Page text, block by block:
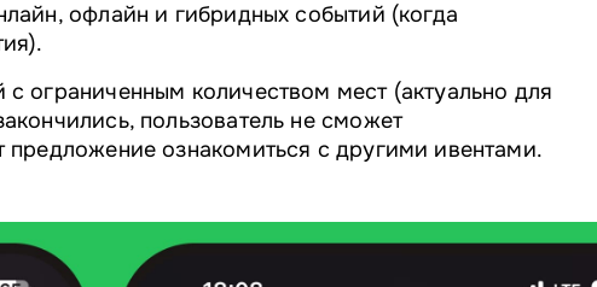
офлайн и гибридных событий (когда
ограниченным количеством мест (актуально для
пользователь не сможет
предложение ознакомиться с другими ивентами.